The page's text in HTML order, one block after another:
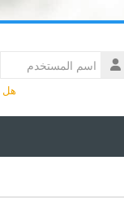
اسم
المستخدم
هل